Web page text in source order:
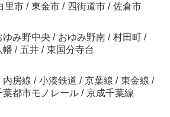
里市 / 東金市 / 四街道市 / 佐倉市
ゆみ野中央 / おゆみ野南 / 村田町 /
幡 / 五井 / 東国分寺台
内房線 / 小湊鉄道 / 京葉線 / 東金線 /
葉都市モノレール / 京成千葉線